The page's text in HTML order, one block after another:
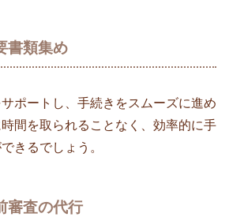
書類集め
ポートし、手続きをスムーズに進め
間を取られることなく、効率的に手
きるでしょう。
審査の代行